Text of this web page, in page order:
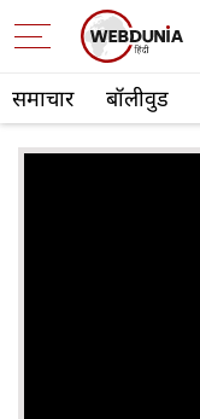
समाचार बॉलीवुड